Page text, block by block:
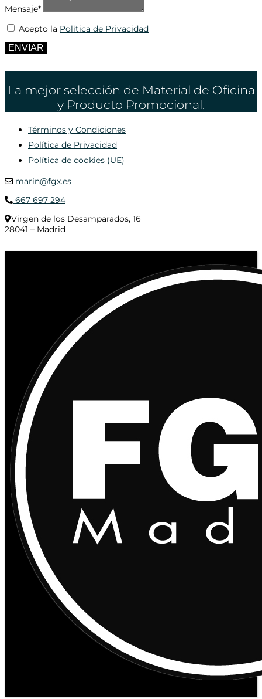
Mensaje*
Acepto la Política de Privacidad
ENVIAR
La mejor selección de Material de Oficina
y Producto Promocional.
Términos y Condiciones
Política de Privacidad
Política de cookies (UE)
marin@fgx.es
667 697 294
Virgen de los Desamparados, 16
28041 – Madrid